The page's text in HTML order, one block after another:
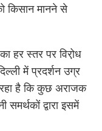
किसान मानने से
हर स्तर पर विरो़ध
में प्रदर्शन उग्र
रहा है कि कुछ अराजक
द्वारा इसमें